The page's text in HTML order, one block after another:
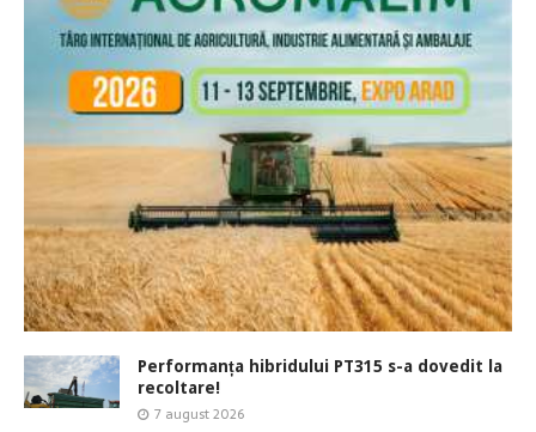
Performanța hibridului PT315 s-a dovedit la
recoltare!
7 august 2026